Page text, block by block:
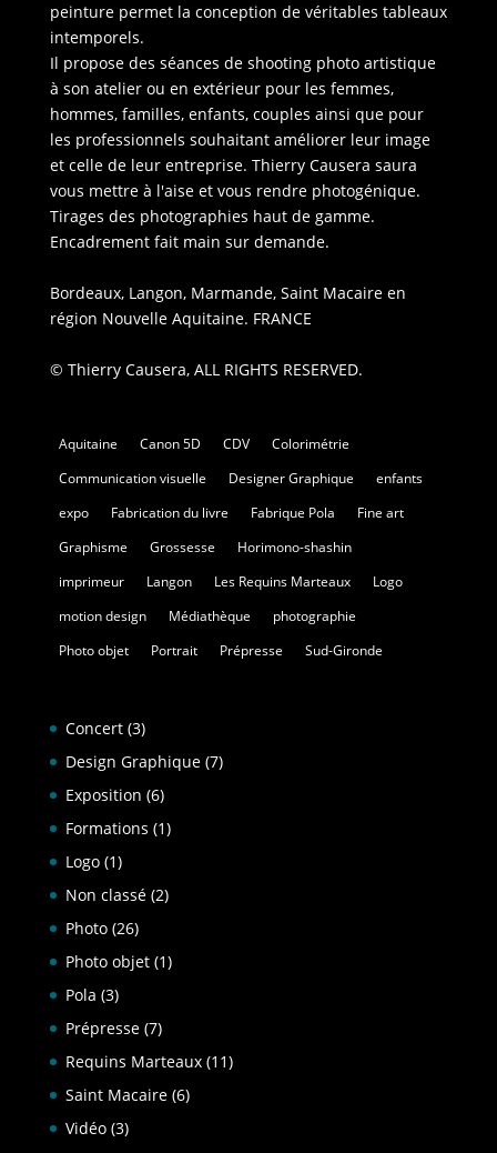
peinture permet la conception de véritables tableaux
intemporels.
Il propose des séances de shooting photo artistique
à son atelier ou en extérieur pour les femmes,
hommes, familles, enfants, couples ainsi que pour
les professionnels souhaitant améliorer leur image
et celle de leur entreprise. Thierry Causera saura
vous mettre à l'aise et vous rendre photogénique.
Tirages des photographies haut de gamme.
Encadrement fait main sur demande.
Bordeaux, Langon, Marmande, Saint Macaire en
région Nouvelle Aquitaine. FRANCE
© Thierry Causera, ALL RIGHTS RESERVED.
Aquitaine Canon 5D CDV
Colorimétrie
Communication visuelle
Designer Graphique
enfants
expo
Fabrication du livre Fabrique Pola
Fine art
Graphisme
Grossesse
Horimono-shashin
imprimeur
Langon Les Requins Marteaux
Logo
motion design
Médiathèque
photographie
Photo objet
Portrait Prépresse Sud-Gironde
Concert(3)
Design Graphique(7)
Exposition (6)
Formations (1)
Logo(1)
Non classé(2)
Photo(26)
Photo objet(1)
Pola (3)
Prépresse(7)
Requins Marteaux(11)
Saint Macaire(6)
Vidéo(3)